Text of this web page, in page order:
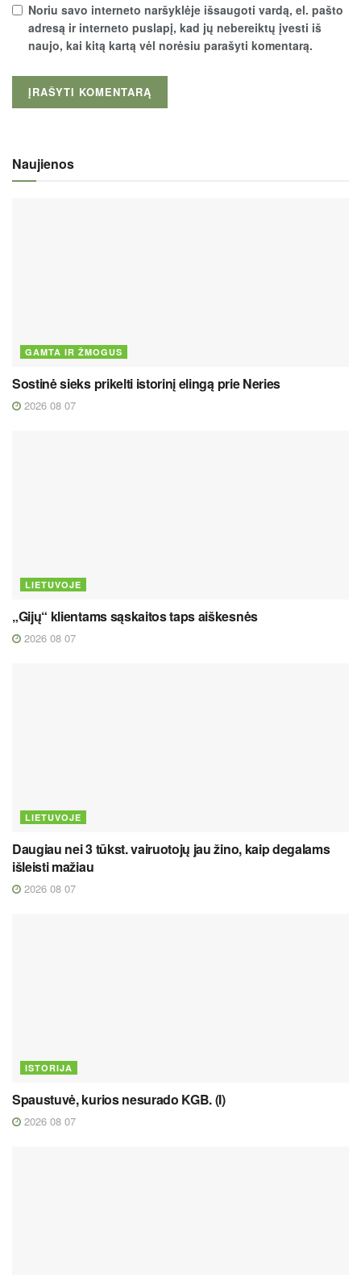
Noriu savo interneto naršyklėje išsaugoti vardą, el. pašto
adresą ir interneto puslapį, kad jų nebereiktų įvesti iš
naujo, kai kitą kartą vėl norėsiu parašyti komentarą.
Naujienos
GAMTA IR ŽMOGUS
Sostinė sieks prikelti istorinį elingą prie Neries
2026 08 07
LIETUVOJE
„Gijų“ klientams sąskaitos taps aiškesnės
2026 08 07
LIETUVOJE
Daugiau nei 3 tūkst. vairuotojų jau žino, kaip degalams
išleisti mažiau
2026 08 07
ISTORIJA
Spaustuvė, kurios nesurado KGB. (I)
2026 08 07